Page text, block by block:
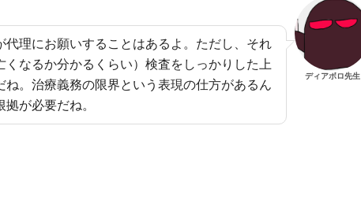
理にお願いすることはあるよ。ただし、それ
なるか分かるくらい）検査をしっかりした上
。治療義務の限界という表現の仕方があるん
が必要だね。
ディアボロ先生